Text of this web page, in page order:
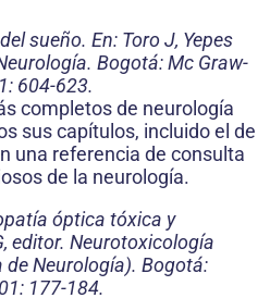
sueño. En: Toro J, Yepes
Bogotá: Mc Graw-
604-623.
completos de neurología
sus capítulos, incluido el de
una referencia de consulta
de la neurología.
óptica tóxica y
editor. Neurotoxicología
Neurología). Bogotá:
177-184.